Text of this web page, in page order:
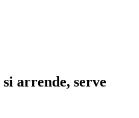
arrende, serve